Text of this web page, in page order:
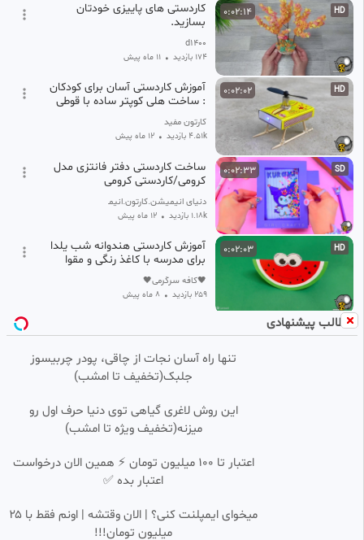
HD
0:02:14
کاردستی های پاییزی خودتان
بسازید.
d1400
174 بازدید • 11 ماه پیش
HD
0:02:02
آموزش کاردستی آسان برای کودکان
: ساخت هلی کوپتر ساده با قوطی
کبریت!
کارتون مفید
4.51k بازدید • 12 ماه پیش
SD
0:02:33
ساخت کاردستی دفتر فانتزی مدل
کرومی/کاردستی کرومی
دنیای انیمیشن.کارتون.انیمیشن
1.18k بازدید • 12 ماه پیش
HD
0:02:03
آموزش کاردستی هندوانه شب یلدا
برای مدرسه با کاغذ رنگی و مقوا
🖤کافه سرگرمی🖤
259 بازدید • 8 ماه پیش
SD
دهه فجر
رنگارنگ
1.74k بازدید • 1 سال پیش
0:02:53
آموزش کاردستی اژدهای آتشین ،
اژدهای متحرک ، آموزش ساخت
کاردستی باکاغذ
کاردستی میز مطالعه مینیاتوری با
خدیجه
• 2 ماه پیش
مطالب پیشنهادی
تنها راه آسان نجات از چاقی، پودر چربیسوز
جلبک(تخفیف تا امشب)
این روش لاغری گیاهی توی دنیا حرف اول رو
میزنه(تخفیف ویژه تا امشب)
اعتبار تا ۱۰۰ میلیون تومان ⚡ همین الان درخواست
اعتبار بده ✅
میخوای ایمپلنت کنی؟ | الان وقتشه | اونم فقط با ۲۵
میلیون تومان!!!